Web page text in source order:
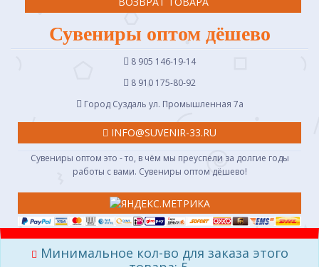
Минимальное кол-во для заказа этого
Сувениры оптом дёшево
8 905 146-19-14
8 910 175-80-92
Город Суздаль ул. Промышленная 7a
INFO@SUVENIR-33.RU
Сувениры оптом это - то, в чём мы преуспели за долгие годы
работы с вами. Сувениры оптом дёшево!